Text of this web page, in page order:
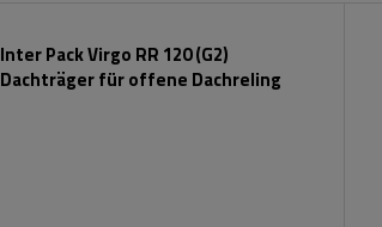
Inter Pack Virgo RR 120 (G2)
Dachträger für offene Dachreling